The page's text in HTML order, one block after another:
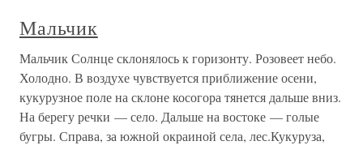
Мальчик
Мальчик Солнце склонялось к горизонту. Розовеет небо.
Холодно. В воздухе чувствуется приближение осени,
кукурузное поле на склоне косогора тянется дальше вниз.
На берегу речки — село. Дальше на востоке — голые
бугры. Справа, за южной окраиной села, лес.Кукуруза,